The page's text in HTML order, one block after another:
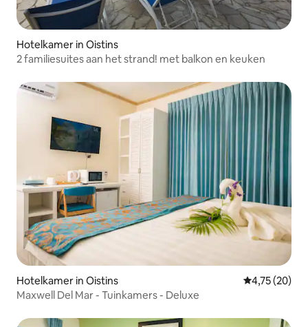
Hotelkamer in Oistins
2 familiesuites aan het strand! met balkon en keuken
Hotelkamer in Oistins Gemiddelde
4,75 (20)
Maxwell Del Mar - Tuinkamers - Deluxe